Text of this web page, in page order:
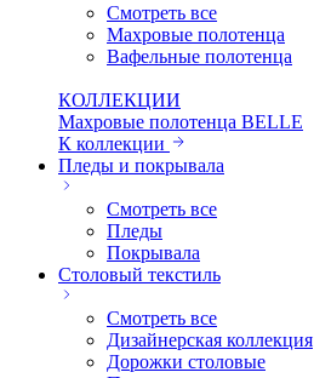
Смотреть все
Махровые полотенца
Вафельные полотенца
КОЛЛЕКЦИИ
Махровые полотенца BELLE
К коллекции
Пледы и покрывала
Смотреть все
Пледы
Покрывала
Столовый текстиль
Смотреть все
Дизайнерская коллекция
Дорожки столовые